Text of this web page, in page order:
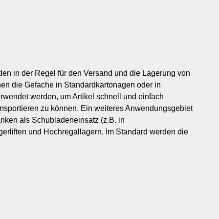
in der Regel für den Versand und die Lagerung von
die Gefache in Standardkartonagen oder in
werden, um Artikel schnell und einfach
zu können. Ein weiteres Anwendungsgebiet
als Schubladeneinsatz (z.B. in
und Hochregallagern. Im Standard werden die